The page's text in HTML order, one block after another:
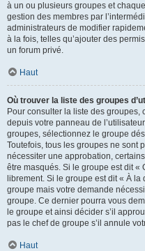
à un ou plusieurs groupes et
gestion des membres par
administrateurs de modifier
à la fois, telles qu’ajouter des
un forum privé.
Haut
Où trouver la liste des groupes
Pour consulter la liste des groupes,
depuis votre panneau de
groupes, sélectionnez le groupe
Toutefois, tous les groupes ne sont
nécessiter une approbation,
être masqués. Si le groupe est dit «
librement. Si le groupe est dit « À
groupe mais votre demande
groupe. Ce dernier pourra vous
le groupe et ainsi décider s’il
pas le chef de groupe s’il annule
Haut